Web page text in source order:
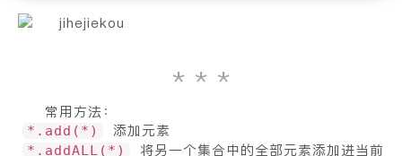
常用方法：
*.add(*) 添加元素
*.addALL(*)
将另一个集合中的全部元素添加进当前